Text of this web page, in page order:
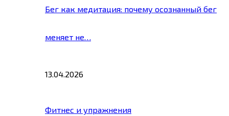
Бег как медитация: почему осознанный бег
меняет не…
13.04.2026
Фитнес и упражнения